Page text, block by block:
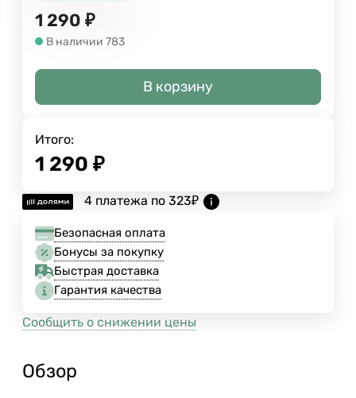
1 290 ₽
В наличии 783
В корзину
Итого:
1 290 ₽
4 платежа по 323₽
Безопасная оплата
Бонусы за покупку
Быстрая доставка
Гарантия качества
Сообщить о снижении цены
Обзор